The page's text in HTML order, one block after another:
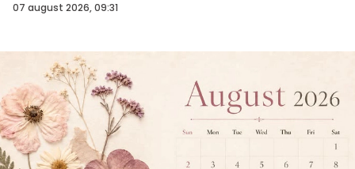
07 august 2026, 09:31